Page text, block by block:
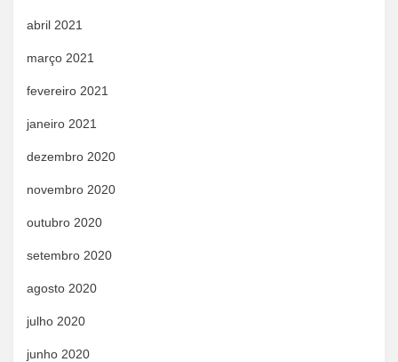
abril 2021
março 2021
fevereiro 2021
janeiro 2021
dezembro 2020
novembro 2020
outubro 2020
setembro 2020
agosto 2020
julho 2020
junho 2020